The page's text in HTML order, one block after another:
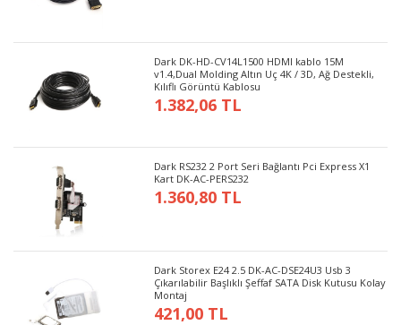
Dark DK-HD-CV14L1500 HDMI kablo 15M
v1.4,Dual Molding Altın Uç 4K / 3D, Ağ Destekli,
Kılıflı Görüntü Kablosu
1.382,06 TL
Dark RS232 2 Port Seri Bağlantı Pci Express X1
Kart DK-AC-PERS232
1.360,80 TL
Dark Storex E24 2.5 DK-AC-DSE24U3 Usb 3
Çıkarılabilir Başlıklı Şeffaf SATA Disk Kutusu Kolay
Montaj
421,00 TL